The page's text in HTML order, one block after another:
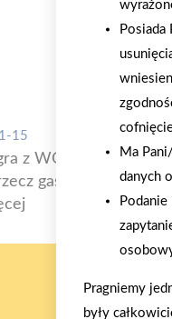
15
z WOŚP. Powstała
gastroenterologii
Ma
danych
Pragniemy
były